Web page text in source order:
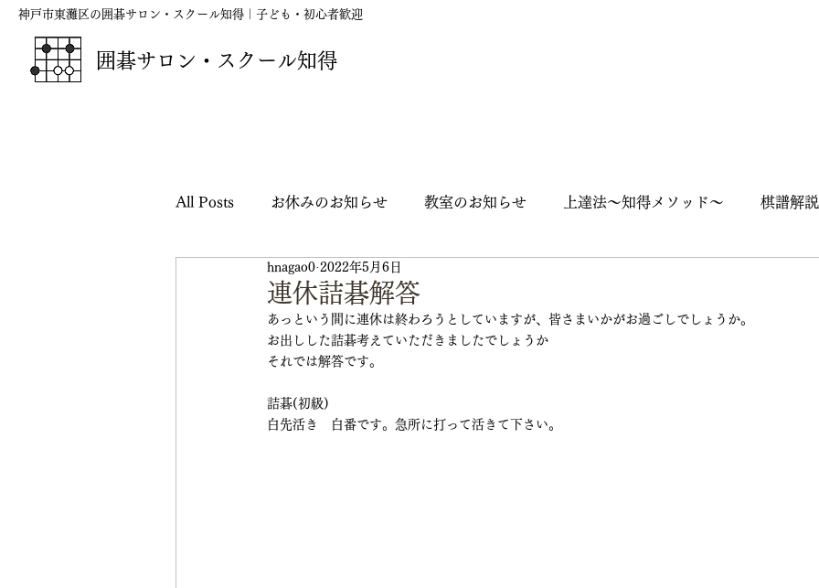
囲碁サロン・スクール知得
神戸市東灘区の囲碁サロン・スクール知得｜子ども・初心者歓迎
All Posts お休みのお知らせ 教室のお知らせ 上達法～知得メソッド～ 棋譜解説
囲碁の短歌・俳句・川柳
映画『ハルカナ』応援シリーズ 大会 街角囲碁
連休詰碁解答
hnagao0 2022年5月6日
あっという間に連休は終わろうとしていますが、皆さまいかがお過ごしでしょうか。
お出しした詰碁考えていただきましたでしょうか
それでは解答です。
詰碁(初級)
白先活き　白番です。急所に打って活きて下さい。